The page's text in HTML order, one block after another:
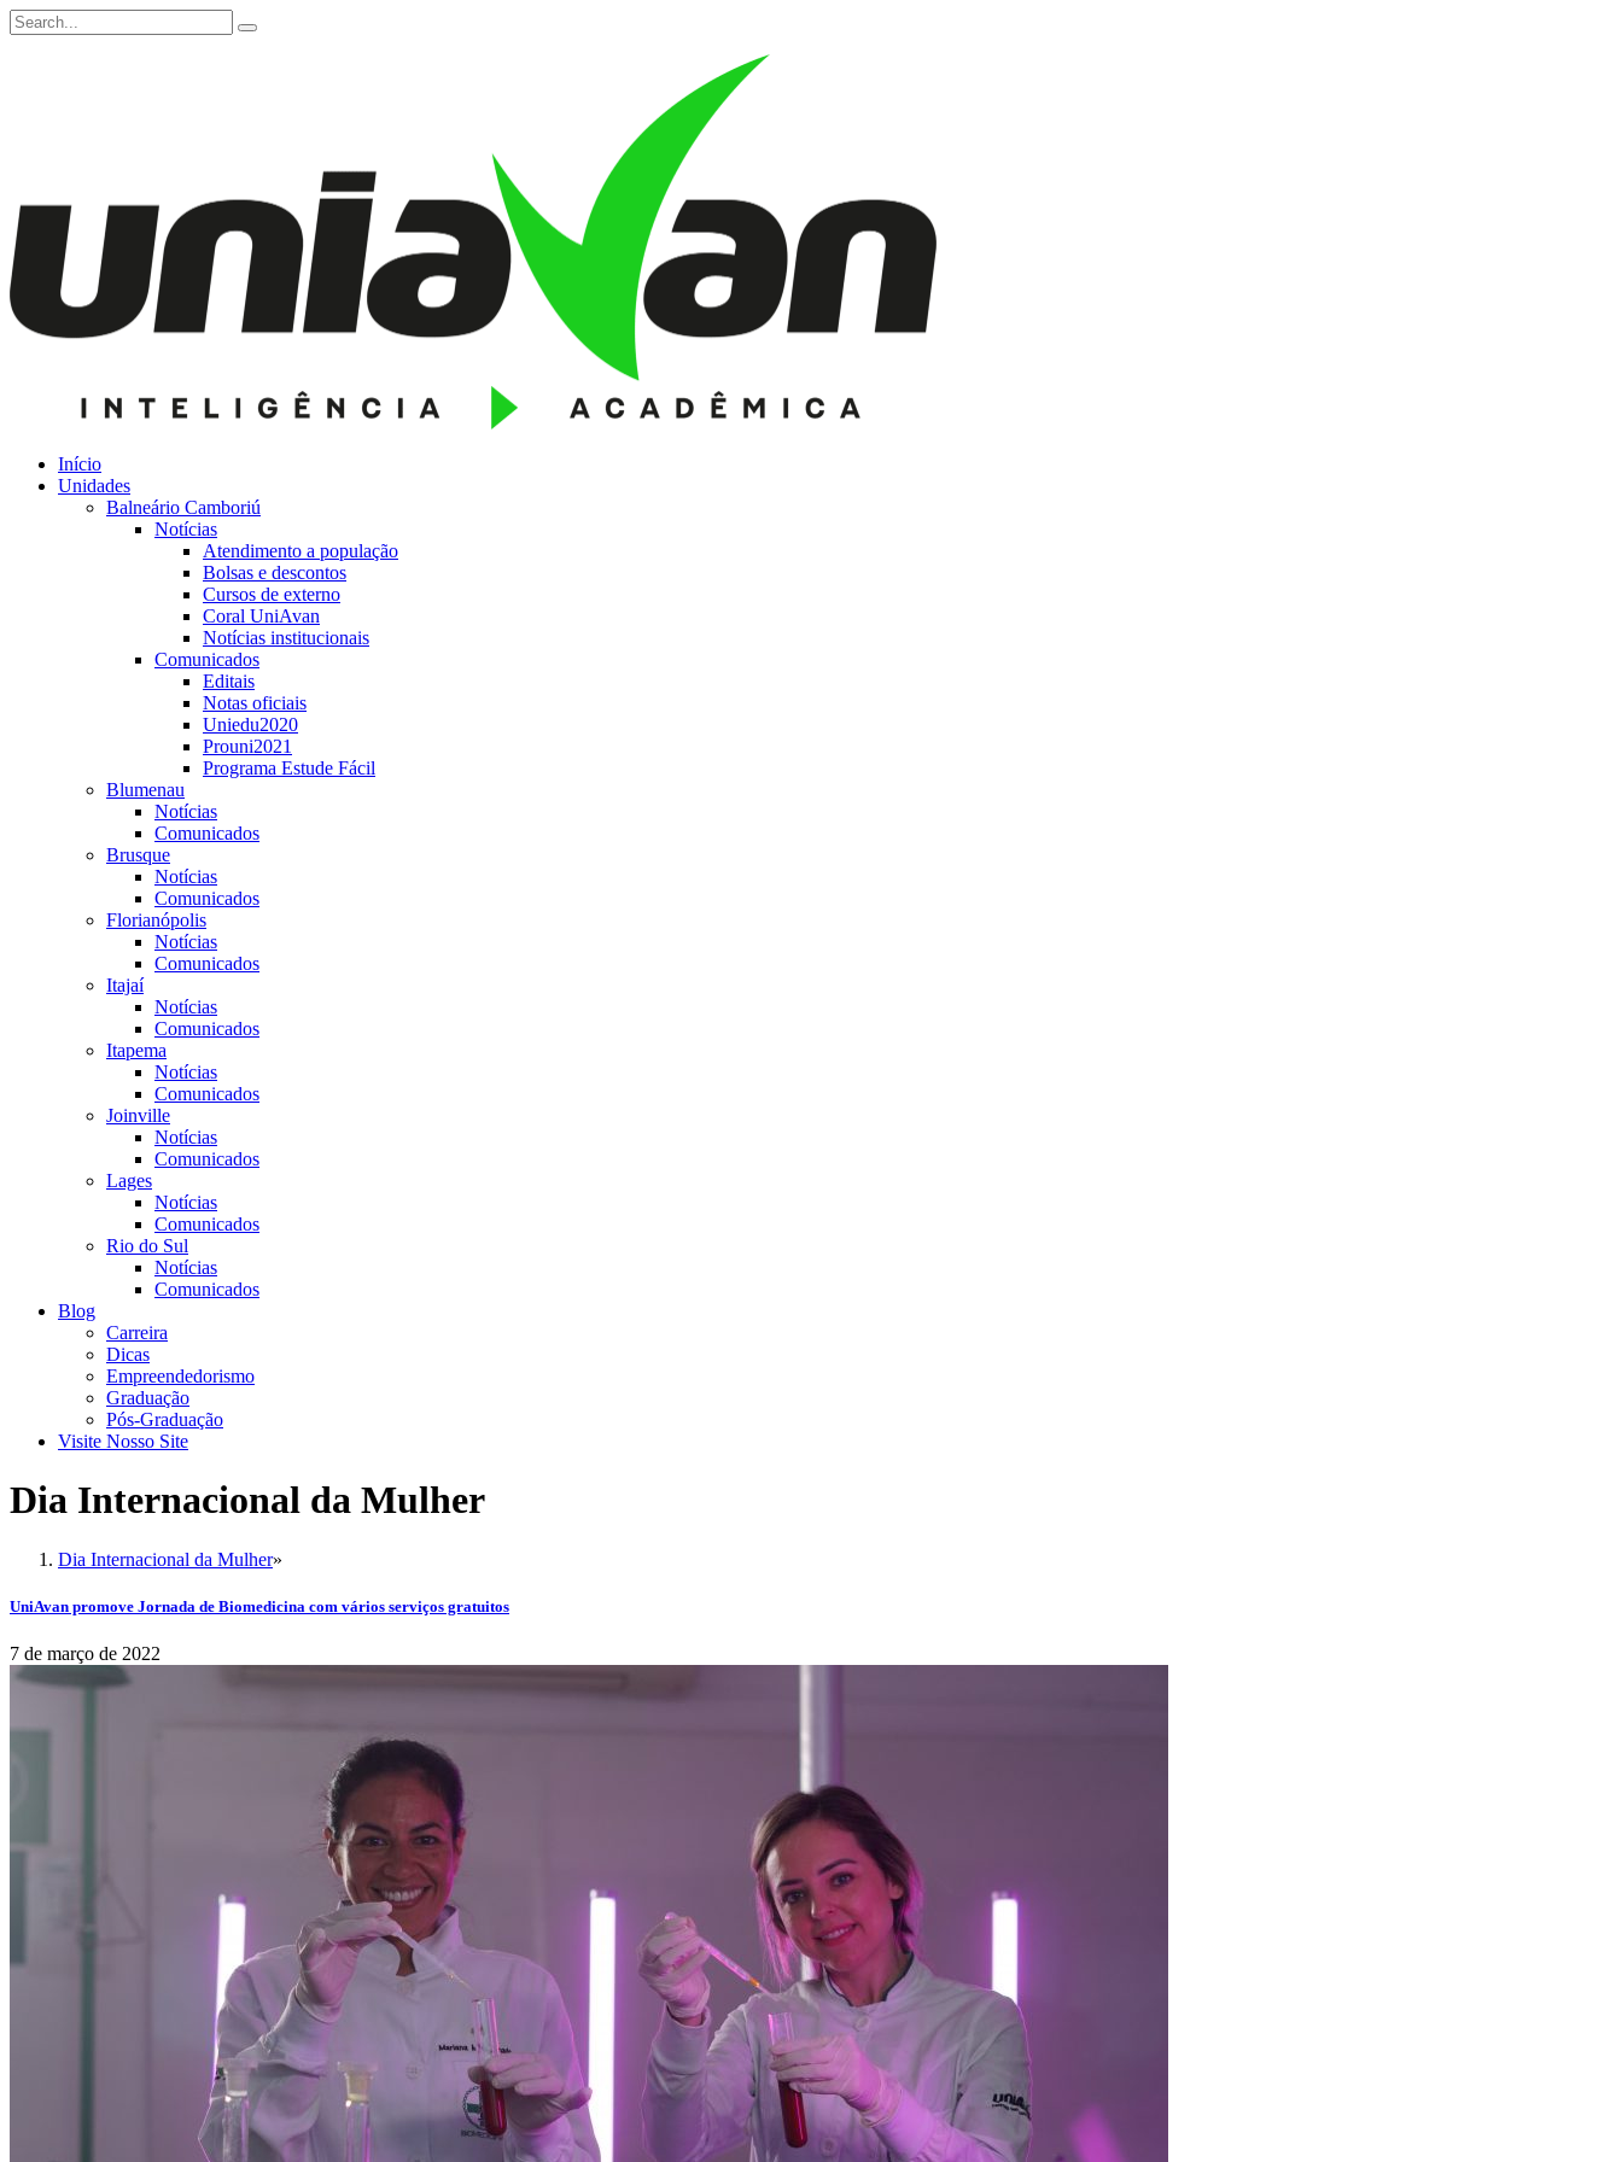
Início
Unidades
Balneário Camboriú
Notícias
Atendimento a população
Bolsas e descontos
Cursos de externo
Coral UniAvan
Notícias institucionais
Comunicados
Editais
Notas oficiais
Uniedu2020
Prouni2021
Programa Estude Fácil
Blumenau
Notícias
Comunicados
Brusque
Notícias
Comunicados
Florianópolis
Notícias
Comunicados
Itajaí
Notícias
Comunicados
Itapema
Notícias
Comunicados
Joinville
Notícias
Comunicados
Lages
Notícias
Comunicados
Rio do Sul
Notícias
Comunicados
Blog
Carreira
Dicas
Empreendedorismo
Graduação
Pós-Graduação
Visite Nosso Site
Dia Internacional da Mulher
Dia Internacional da Mulher»
UniAvan promove Jornada de Biomedicina com vários serviços gratuitos
7 de março de 2022